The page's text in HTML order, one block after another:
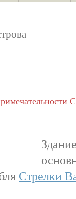
Стрелки